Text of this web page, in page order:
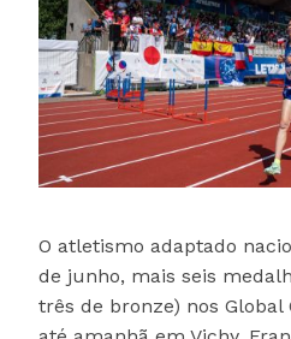
O atletismo adaptado
de junho, mais seis
três de bronze) nos